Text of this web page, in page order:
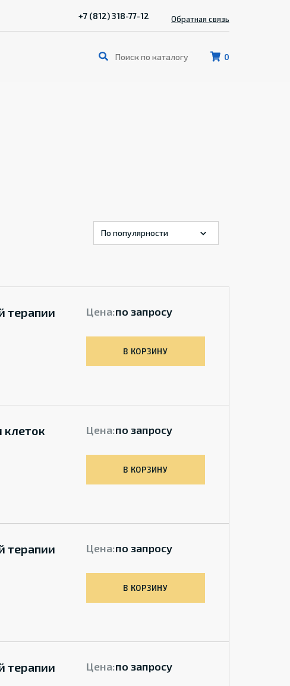
0
+7 (812) 318-77-12 Обратная связь
терапии
Цена:по запросу
В КОРЗИНУ
клеток
Цена:по запросу
В КОРЗИНУ
терапии
Цена:по запросу
В КОРЗИНУ
терапии
Цена:по запросу